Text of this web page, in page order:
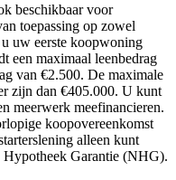
beschikbaar voor
toepassing op zowel
uw eerste koopwoning
een maximaal leenbedrag
van €2.500. De maximale
zijn dan €405.000. U kunt
meerwerk meefinancieren.
koopovereenkomst
alleen kunt
Garantie (NHG).